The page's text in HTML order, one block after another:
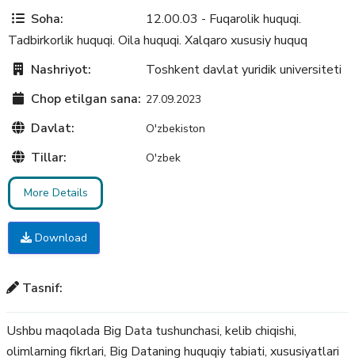
Soha:
12.00.03 - Fuqarolik huquqi.
Tadbirkorlik huquqi. Oila huquqi. Xalqaro xususiy huquq
Nashriyot:
Toshkent davlat yuridik universiteti
Chop etilgan sana: 27.09.2023
Davlat: O'zbekiston
Tillar: O'zbek
More Details
Download
Tasnif:
Ushbu maqolada Big Data tushunchasi, kelib chiqishi,
olimlarning fikrlari, Big Dataning huquqiy tabiati, xususiyatlari